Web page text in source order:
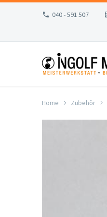
040 - 591 507
Home Zubehör